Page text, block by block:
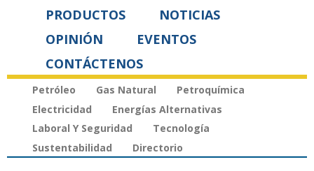
PRODUCTOS
NOTICIAS
OPINIÓN
EVENTOS
CONTÁCTENOS
Petróleo Gas Natural
Petroquímica
Electricidad
Energías Alternativas
Laboral Y Seguridad
Tecnología
Sustentabilidad
Directorio